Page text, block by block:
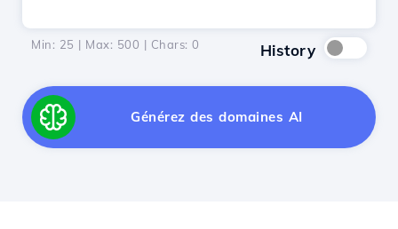
Min: 25 | Max: 500 | Chars: 0 History
Générez des domaines AI